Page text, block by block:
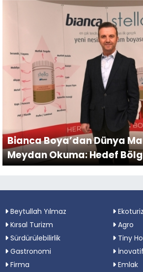
Bianca Boya’dan Dünya
Meydan Okuma: Hedef
Beytullah Yılmaz
Kırsal Turizm
Agro
Sürdürülebilirlik
Tiny
Gastronomi
Firma
Emlak